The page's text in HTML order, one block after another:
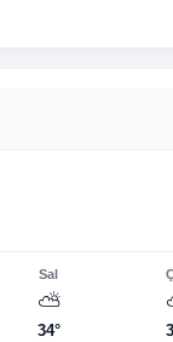
Sal
⛅
34°